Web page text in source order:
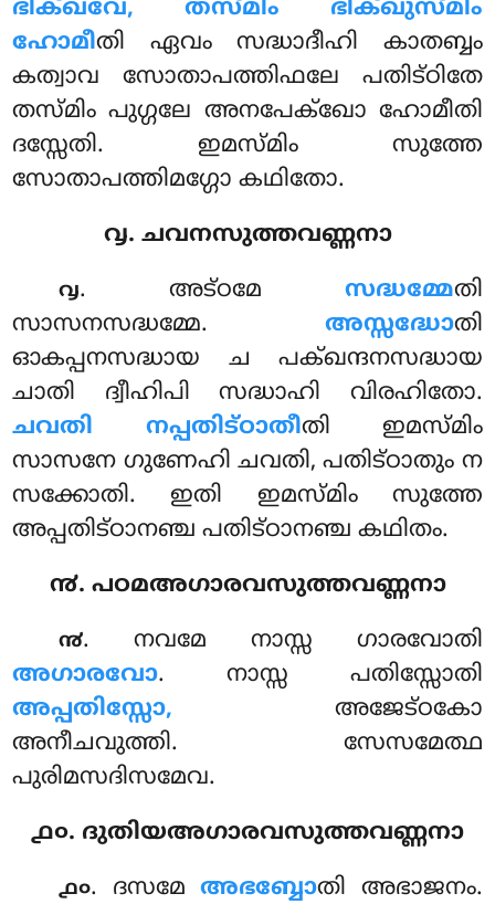
ഭിക്ഖവേ, തസ്മിം ഭിക്ഖുസ്മിം
ഹോമീതി ഏവം സദ്ധാദീഹി കാതബ്ബം
കത്വാവ സോതാപത്തിഫലേ പതിട്ഠിതേ
തസ്മിം പുഗ്ഗലേ അനപേക്ഖോ ഹോമീതി
ദസ്സേതി. ഇമസ്മിം സുത്തേ
സോതാപത്തിമഗ്ഗോ കഥിതോ.
൮. ചവനസുത്തവണ്ണനാ
൮. അട്ഠമേ സദ്ധമ്മേതി
സാസനസദ്ധമ്മേ. അസ്സദ്ധോതി
ഓകപ്പനസദ്ധായ ച പക്ഖന്ദനസദ്ധായ
ചാതി ദ്വീഹിപി സദ്ധാഹി വിരഹിതോ.
ചവതി നപ്പതിട്ഠാതീതി ഇമസ്മിം
സാസനേ ഗുണേഹി ചവതി, പതിട്ഠാതും ന
സക്കോതി. ഇതി ഇമസ്മിം സുത്തേ
അപ്പതിട്ഠാനഞ്ച പതിട്ഠാനഞ്ച കഥിതം.
൯. പഠമഅഗാരവസുത്തവണ്ണനാ
൯. നവമേ നാസ്സ ഗാരവോതി
അഗാരവോ. നാസ്സ പതിസ്സോതി
അപ്പതിസ്സോ, അജേട്ഠകോ
അനീചവുത്തി. സേസമേത്ഥ
പുരിമസദിസമേവ.
൧൦. ദുതിയഅഗാരവസുത്തവണ്ണനാ
൧൦. ദസമേഅഭബ്ബോതി അഭാജനം.